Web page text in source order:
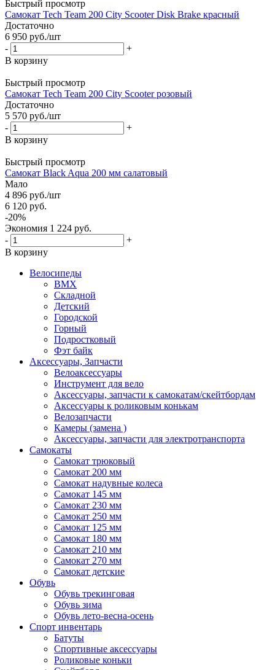
Быстрый просмотр
Самокат Tech Team 200 City Scooter Disk Brake красный
Достаточно
6 950 руб./шт
-
+
В корзину
Быстрый просмотр
Самокат Tech Team 200 City Scooter розовый
Достаточно
5 570 руб./шт
-
+
В корзину
Быстрый просмотр
Самокат Black Aqua 200 мм салатовый
Мало
4 896 руб./шт
6 120 руб.
-20%
Экономия 1 224 руб.
-
+
В корзину
Велосипеды
BMX
Складной
Детский
Городской
Горный
Подростковый
Фэт байк
Аксессуары, Запчасти
Велоаксессуары
Инструмент для вело
Аксессуары, запчасти к самокатам/скейтбордам
Аксессуары к роликовым конькам
Велозапчасти
Камеры (замена )
Аксессуары, запчасти для электротранспорта
Самокаты
Самокат трюковый
Самокат 200 мм
Самокат надувные колеса
Самокат 145 мм
Самокат 230 мм
Самокат 250 мм
Самокат 125 мм
Самокат 180 мм
Самокат 210 мм
Самокат 270 мм
Самокат детские
Обувь
Обувь трекинговая
Обувь зима
Обувь лето-весна-осень
Спорт инвентарь
Батуты
Спортивные аксессуары
Роликовые коньки